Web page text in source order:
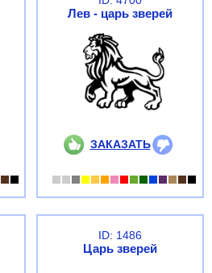
Лев - царь зверей
ЗАКАЗАТЬ
ID: 1486
Царь зверей